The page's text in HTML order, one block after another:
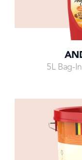
5L Bag-